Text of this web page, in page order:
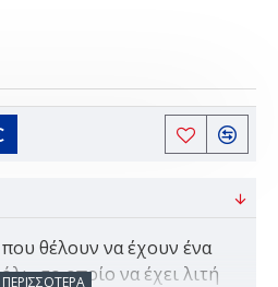
θέλουν να έχουν ένα
, το οποίο να έχει λιτή